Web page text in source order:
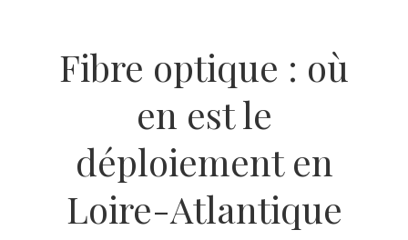
Fibre optique : où
en est le
déploiement en
Loire-Atlantique